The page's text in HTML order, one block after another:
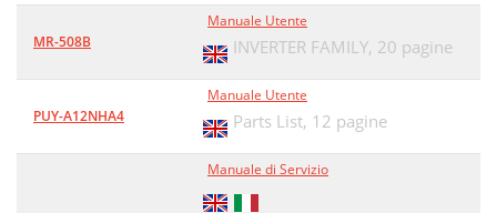
MR-508B
Manuale Utente
INVERTER FAMILY, 20 pagine
PUY-A12NHA4
Manuale Utente
Parts List, 12 pagine
Manuale di Servizio